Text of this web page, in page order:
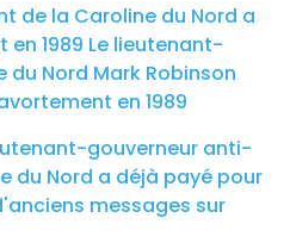
de la Caroline du Nord a
1989 Le lieutenant-
Nord Mark Robinson
en 1989
gouverneur anti-
du Nord a déjà payé pour
messages sur